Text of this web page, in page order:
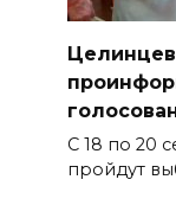
Целинцев
С 18 по 20
пройдут